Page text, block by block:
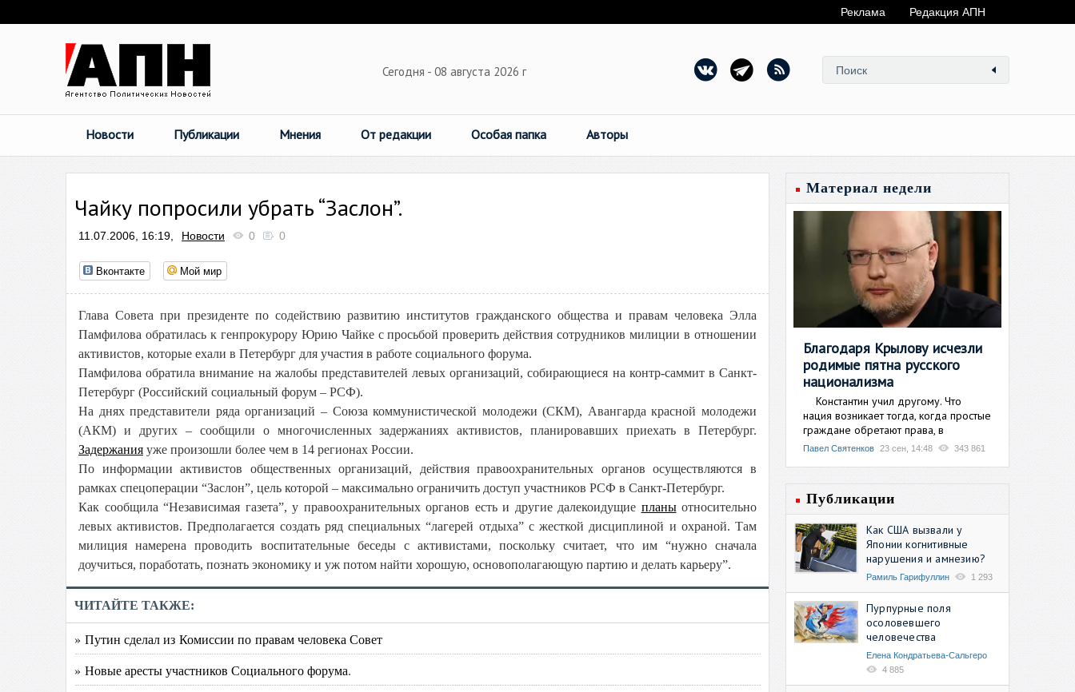
Реклама Редакция АПН
Сегодня - 08 августа 2026 г
Новости Публикации Мнения От редакции Особая папка Авторы
Чайку попросили убрать “Заслон”.
11.07.2006, 16:19, Новости 0 0
Вконтакте Мой мир
Глава Совета при президенте по содействию развитию институтов гражданского общества и правам человека Элла
Памфилова обратилась к генпрокурору Юрию Чайке с просьбой проверить действия сотрудников милиции в отношении
активистов, которые ехали в Петербург для участия в работе социального форума.
Памфилова обратила внимание на жалобы представителей левых организаций, собирающиеся на контр-саммит в Санкт-
Петербург (Российский социальный форум – РСФ).
На днях представители ряда организаций – Союза коммунистической молодежи (СКМ), Авангарда красной молодежи
(АКМ) и других – сообщили о многочисленных задержаниях активистов, планировавших приехать в Петербург.
Задержания уже произошли более чем в 14 регионах России.
По информации активистов общественных организаций, действия правоохранительных органов осуществляются в
рамках спецоперации “Заслон”, цель которой – максимально ограничить доступ участников РСФ в Санкт-Петербург.
Как сообщила “Независимая газета”, у правоохранительных органов есть и другие далекоидущие планыотносительно
левых активистов. Предполагается создать ряд специальных “лагерей отдыха” с жесткой дисциплиной и охраной. Там
милиция намерена проводить воспитательные беседы с активистами, поскольку считает, что им “нужно сначала
доучиться, поработать, познать экономику и уж потом найти хорошую, основополагающую партию и делать карьеру”.
ЧИТАЙТЕ ТАКЖЕ:
» Путин сделал из Комиссии по правам человека Совет
» Новые аресты участников Социального форума.
Материал недели
Благодаря Крылову исчезли
родимые пятна русского
национализма
Константин учил другому. Что
нация возникает тогда, когда простые
граждане обретают права, в
Павел Святенков 23 сен, 14:48 343 861
Публикации
Как США вызвали у
Японии когнитивные
нарушения и амнезию?
Рамиль Гарифуллин 1 293
Пурпурные поля
осоловевшего
человечества
Елена Кондратьева-Сальгеро
4 885